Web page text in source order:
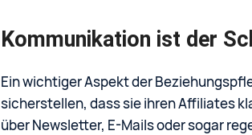
Kommunikation ist der
Ein wichtiger Aspekt der
sicherstellen, dass sie ihren Affiliates
über Newsletter, E-Mails oder sogar